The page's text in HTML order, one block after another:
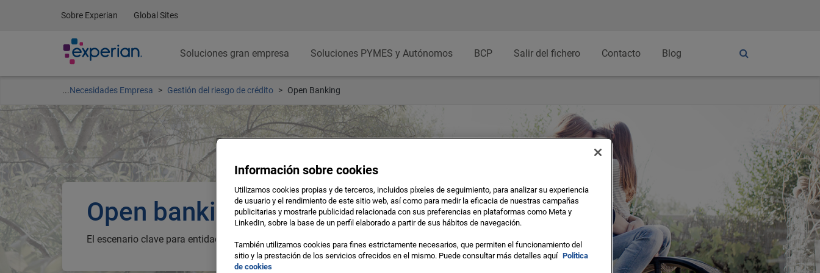
Sobre Experian Global Sites
Soluciones gran empresa Soluciones PYMES y Autónomos BCP Salir del fichero Contacto Blog
...Necesidades Empresa Gestión del riesgo de crédito Open Banking
Open banking
El escenario clave para entidades financieras y de crédito
Información sobre cookies
Utilizamos cookies propias y de terceros, incluidos píxeles de seguimiento, para analizar su experiencia
de usuario y el rendimiento de este sitio web, así como para medir la eficacia de nuestras campañas
publicitarias y mostrarle publicidad relacionada con sus preferencias en plataformas como Meta y
LinkedIn, sobre la base de un perfil elaborado a partir de sus hábitos de navegación.
También utilizamos cookies para fines estrictamente necesarios, que permiten el funcionamiento del
sitio y la prestación de los servicios ofrecidos en el mismo. Puede consultar más detalles aquí Politica
de cookies